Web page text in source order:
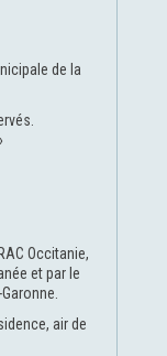
de la
Occitanie,
et par le
.
,air de